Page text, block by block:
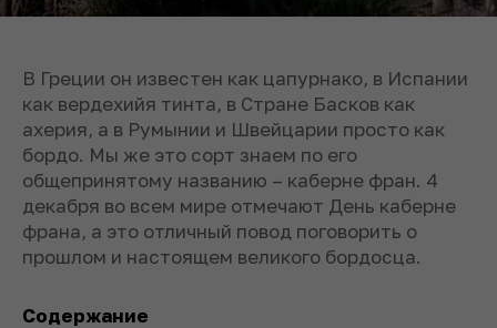
В Греции он известен как цапурнако, в Испании
как вердехийя тинта, в Cтране Басков как
ахерия, а в Румынии и Швейцарии просто как
бордо. Мы же это сорт знаем по его
общепринятому названию – каберне фран. 4
декабря во всем мире отмечают День каберне
франа, а это отличный повод поговорить о
прошлом и настоящем великого бордосца.
Содержание